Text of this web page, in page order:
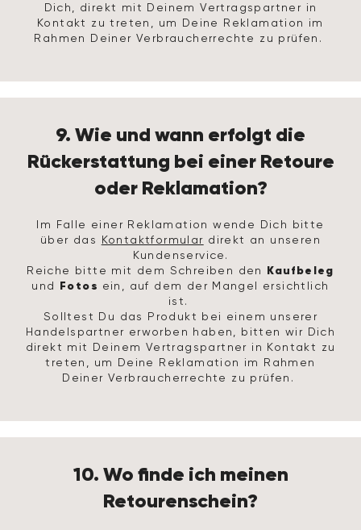
Dich, direkt mit Deinem Vertragspartner in
Kontakt zu treten, um Deine Reklamation im
Rahmen Deiner Verbraucherrechte zu prüfen.
9. Wie und wann erfolgt die
Rückerstattung bei einer Retoure
oder Reklamation?
Im Falle einer Reklamation wende Dich bitte
über das Kontaktformular direkt an unseren
Kundenservice.
Reiche bitte mit dem Schreiben den Kaufbeleg
und Fotos ein, auf dem der Mangel ersichtlich
ist.
Solltest Du das Produkt bei einem unserer
Handelspartner erworben haben, bitten wir Dich
direkt mit Deinem Vertragspartner in Kontakt zu
treten, um Deine Reklamation im Rahmen
Deiner Verbraucherrechte zu prüfen.
10. Wo finde ich meinen
Retourenschein?